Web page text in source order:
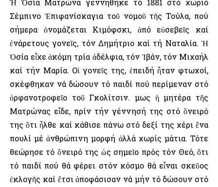
Ἡ Ὁσία Ματρώνα γεννήθηκε τό 1881 στό χωριό
Σέμπινο Ἐπιφανίσκαγια τοῦ νομοῦ τῆς Τούλα, πού
σήμερα ὀνομάζεται Κιμόφσκι, ἀπό εὐσεβεῖς καί
ἐνάρετους γονεῖς, τόν Δημήτριο καί τή Ναταλία. Ἡ
Ὁσία εἶχε ἀκόμη τρία ἀδέλφια, τόν Ἰβάν, τόν Μιχαήλ
καί τήν Μαρία. Οἱ γονεῖς της, ἐπειδή ἦταν φτωχοί,
σκέφθηκαν νά δώσουν τό παιδί πού περίμεναν στό
ὀρφανοτροφεῖο τοῦ Γκολίτσιν. Ὅμως ἡ μητέρα τῆς
Ματρώνας εἶδε, πρίν τήν γέννησή της στό ὄνειρό
της ὅτι ἦλθε καί κάθισε πάνω στό δεξί της χέρι ἕνα
πουλί μέ ἀνθρώπινη μορφή ἀλλά χωρίς μάτια. Τότε
θεώρησε τό ὄνειρό της ὡς σημεῖο πρός τόν Θεό, ὅτι
τό παιδί πού θά φέρει στόν κόσμο θά εἶναι σκεῦος
ἐκλογῆς καί ἔτσι ἀποφάσισαν νά μήν τό δώσουν στό